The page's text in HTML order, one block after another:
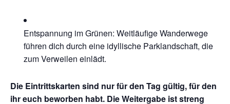
Entspannung im Grünen: Weitläufige Wanderwege
führen dich durch eine idyllische Parklandschaft, die
zum Verweilen einlädt.
Die Eintrittskarten sind nur für den Tag gültig, für den
ihr euch beworben habt. Die Weitergabe ist streng